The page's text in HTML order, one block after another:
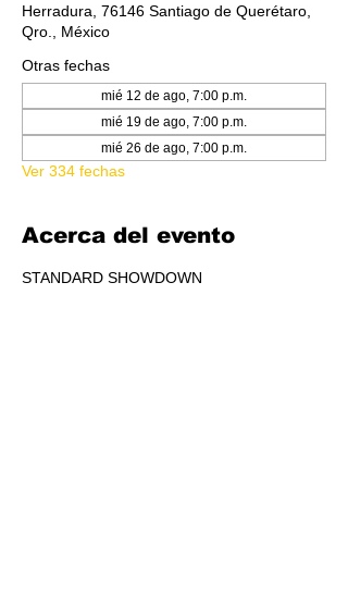
Herradura, 76146 Santiago de Querétaro,
Qro., México
Otras fechas
mié 12 de ago, 7:00 p.m.
mié 19 de ago, 7:00 p.m.
mié 26 de ago, 7:00 p.m.
Ver 334 fechas
Acerca del evento
STANDARD SHOWDOWN